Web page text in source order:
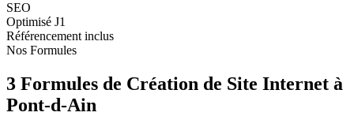
SEO
Optimisé J1
Référencement inclus
Nos Formules
3 Formules de Création de Site Internet à
Pont-d-Ain